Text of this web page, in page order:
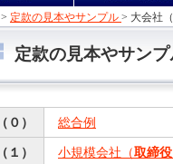
> 定款の見本やサンプル > 大会社
定款の見本やサンプ
（０） 総合例
（１） 小規模会社（取締